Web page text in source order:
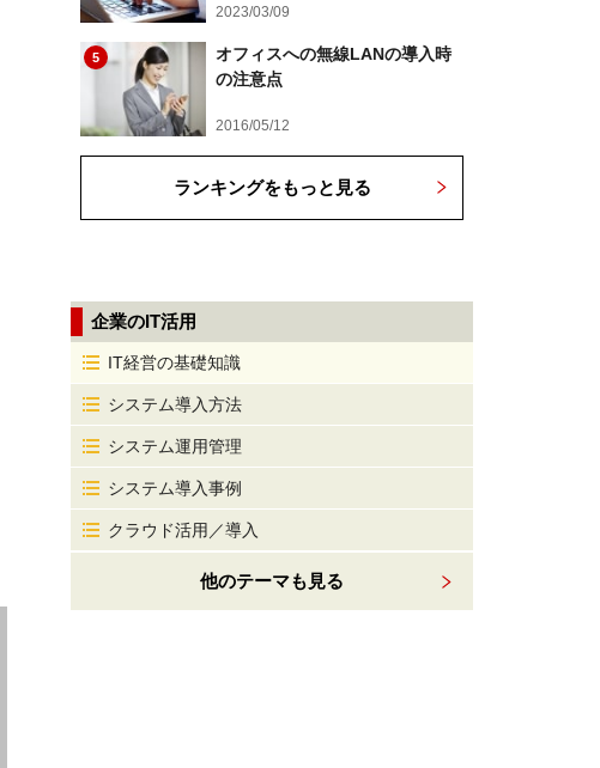
2023/03/09
5
オフィスへの無線LANの導入時
の注意点
2016/05/12
ランキングをもっと見る
企業のIT活用
IT経営の基礎知識
システム導入方法
システム運用管理
システム導入事例
クラウド活用／導入
他のテーマも見る